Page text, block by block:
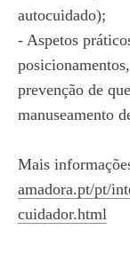
autocuidado);
- Aspetos
prevenção de
manuseamento
Mais
amadora.pt/pt/
cuidador.html